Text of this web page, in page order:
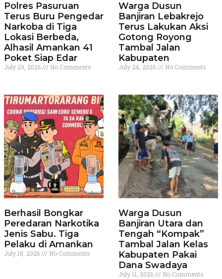
Polres Pasuruan
Terus Buru Pengedar
Narkoba di Tiga
Lokasi Berbeda,
Alhasil Amankan 41
Poket Siap Edar
July 29, 2026 No Comments
Warga Dusun
Banjiran Lebakrejo
Terus Lakukan Aksi
Gotong Royong
Tambal Jalan
Kabupaten
July 24, 2026 No Comments
Berhasil Bongkar
Peredaran Narkotika
Jenis Sabu. Tiga
Pelaku di Amankan
July 18, 2026 No Comments
Warga Dusun
Banjiran Utara dan
Tengah “Kompak”
Tambal Jalan Kelas
Kabupaten Pakai
Dana Swadaya
July 11, 2026 No Comments